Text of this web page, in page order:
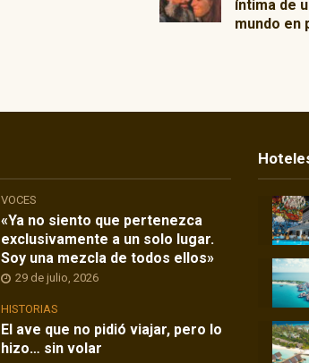
íntima de
mundo en
VOCES
«Ya no siento que pertenezca
exclusivamente a un solo lugar.
Soy una mezcla de todos ellos»
29 de julio, 2026
HISTORIAS
El ave que no pidió viajar, pero lo
hizo… sin volar